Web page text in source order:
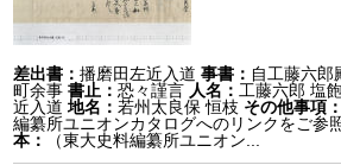
差出書：播磨田左近入道 事書： 自工藤六郎
町余事書止：恐々謹言 人名： 工藤六郎 塩
近入道 地名：若州太良保 恒枝 その他事項：
編纂所ユニオンカタログへのリンクをご参
本：
（東大史料編纂所ユニオン...